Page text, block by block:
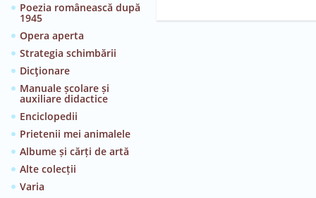
Poezia românească după
1945
Opera aperta
Strategia schimbării
Dicţionare
Manuale școlare și
auxiliare didactice
Enciclopedii
Prietenii mei animalele
Albume și cărți de artă
Alte colecții
Varia